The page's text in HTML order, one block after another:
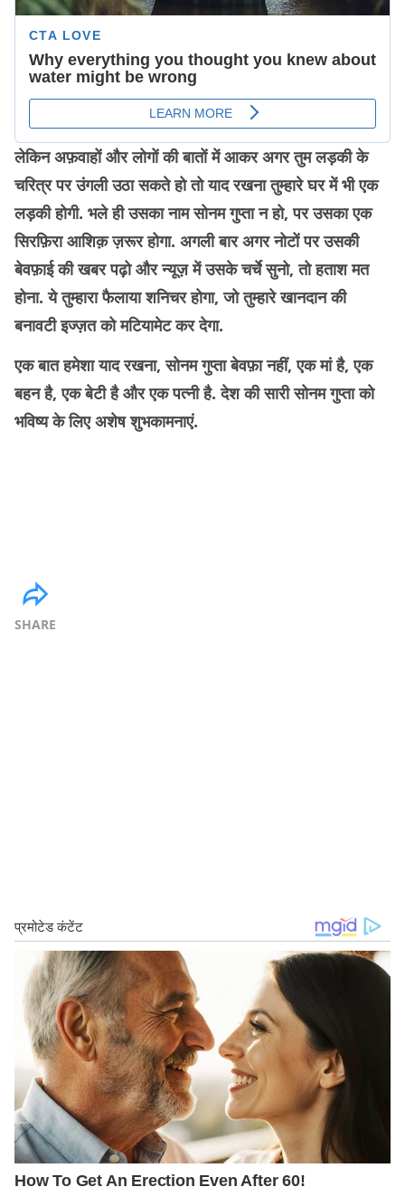
लेकिन अफ़वाहों और लोगों की बातों में आकर अगर तुम लड़की के
चरित्र पर उंगली उठा सकते हो तो याद रखना तुम्हारे घर में भी एक
लड़की होगी. भले ही उसका नाम सोनम गुप्ता न हो, पर उसका एक
सिरफ़िरा आशिक़ ज़रूर होगा. अगली बार अगर नोटों पर उसकी
बेवफ़ाई की खबर पढ़ो और न्यूज़ में उसके चर्चे सुनो, तो हताश मत
होना. ये तुम्हारा फैलाया शनिचर होगा, जो तुम्हारे खानदान की
बनावटी इज्ज़त को मटियामेट कर देगा.
एक बात हमेशा याद रखना, सोनम गुप्ता बेवफ़ा नहीं, एक मां है, एक
बहन है, एक बेटी है और एक पत्नी है. देश की सारी सोनम गुप्ता को
भविष्य के लिए अशेष शुभकामनाएं.
SHARE